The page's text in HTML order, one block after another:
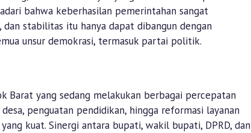
bahwa keberhasilan pemerintahan sangat
stabilitas itu hanya dapat dibangun dengan
unsur demokrasi, termasuk partai politik.
Barat yang sedang melakukan berbagai percepatan
penguatan pendidikan, hingga reformasi layanan
kuat. Sinergi antara bupati, wakil bupati, DPRD, dan